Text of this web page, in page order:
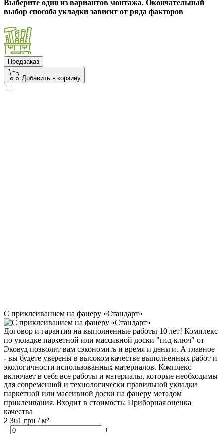
Выберите один из вариантов монтажа. Окончательный
выбор способа укладки зависит от ряда факторов
Предзаказ
Добавить в корзину
С приклеиванием на фанеру «Стандарт»
Договор и гарантия на выполненные работы 10 лет! Комплекс
по укладке паркетной или массивной доски "под ключ" от
Эковуд позволит вам сэкономить и время и деньги. А главное
- вы будете уверены в высоком качестве выполненных работ и
экологичности использованных материалов. Комплекс
включает в себя все работы и материалы, которые необходимы
для современной и технологически правильной укладки
паркетной или массивной доски на фанеру методом
приклеивания. Входит в стоимость: Приборная оценка
качества
2 361 грн / м²
−
+